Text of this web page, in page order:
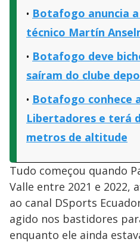
Botafogo anuncia
técnico Martín
Botafogo deve
saíram do clube
Botafogo conhece
Libertadores e terá
metros de altitude
Tudo começou quando
Valle entre 2021 e 2022,
ao canal DSports
agido nos bastidores
enquanto ele ainda